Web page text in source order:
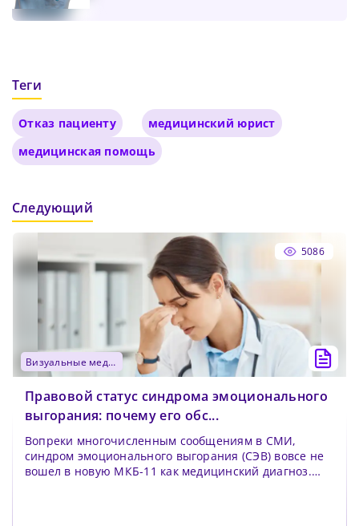
Теги
Отказ пациенту
медицинский юрист
медицинская помощь
Следующий
5086
визуальные медиа
Правовой статус синдрома эмоционального
выгорания: почему его обс...
Вопреки многочисленным сообщениям в СМИ,
синдром эмоционального выгорания (СЭВ) вовсе не
вошел в новую МКБ-11 как медицинский диагноз.